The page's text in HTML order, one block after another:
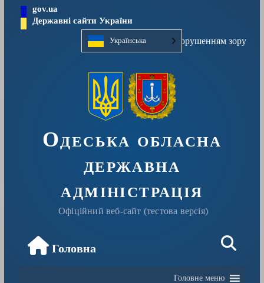
вмісту
gov.ua
Державні сайти України
УкраїнськаЛюдям із порушенням зору
Одеська обласна
державна
адміністрація
Офіційний веб-сайт (тестова версія)
Головне меню